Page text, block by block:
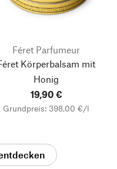
Féret Parfumeur
Körperbalsam mit
Honig
19,90 €
Grundpreis: 398,00 €/l